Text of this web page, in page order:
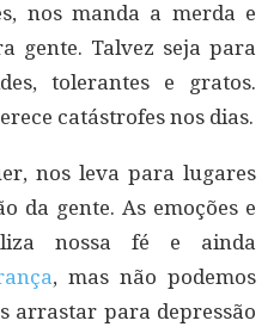
nos manda a merda e
gente. Talvez seja para
tolerantes e gratos.
catástrofes nos dias.
nos leva para lugares
da gente. As emoções e
nossa fé e ainda
, mas não podemos
arrastar para depressão